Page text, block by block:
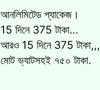
আনলিমিটেড প্যাকেজ।
15 দিনে 375 টাকা…
আরও 15 দিনে 375 টাকা,,,
মোট ভ্যাটসহই ৭৫০ টাকা.